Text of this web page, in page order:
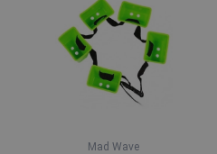
Mad Wave